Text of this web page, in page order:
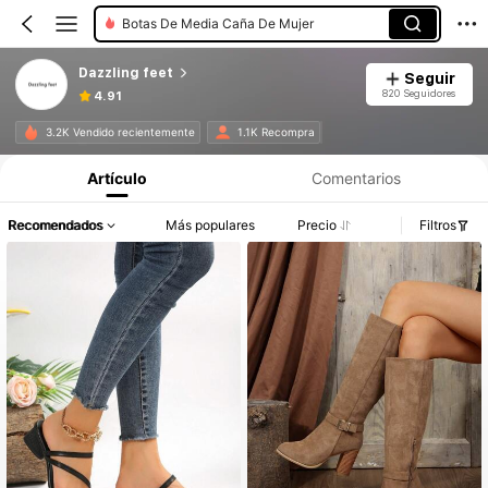
Botas De Media Caña De Mujer
Dazzling feet
4.91
Seguir
820 Seguidores
3.2K Vendido recientemente 1.1K Recompra
Artículo Comentarios
Recomendados Más populares Precio Filtros